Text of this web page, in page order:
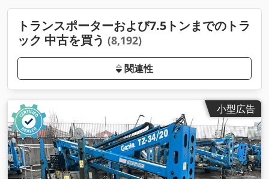
トランスポーターおよび7.5トンまでのトラ
ック 中古を買う (8,192)
関連性
小型広告